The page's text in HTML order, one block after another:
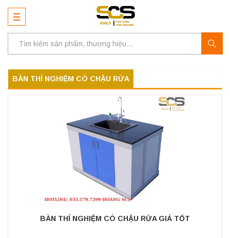
BÀN THÍ NGHIỆM CÓ CHẬU RỬA
BÀN THÍ NGHIỆM CÓ CHẬU RỬA GIÁ TỐT